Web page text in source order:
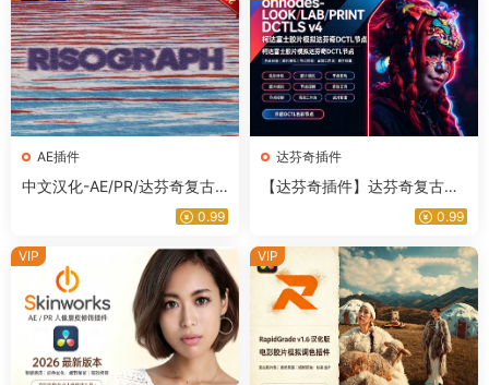
AE插件
中文汉化-AE/PR/达芬奇复古
半色调艺术印刷效果插件 Riso
0.99
达芬奇插件
【达芬奇插件】达芬奇复古电
影胶片质感色彩模拟调色 DCT
L节点预设 Mononodes – LOO
K / LAB / PRINT DCTLS v4.0
0.99
VIP VIP